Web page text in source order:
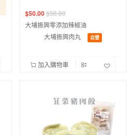
$50.00$58.80
大埔振興零添加辣椒油
大埔振興肉丸
自營
加入購物車